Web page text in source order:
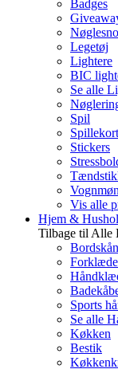
Badges
Legetøj
Lightere
BIC
Se alle
Spil
Spillekort
Stickers
Vis alle
Hjem &
Tilbage til Alle
Sports
Se alle
Køkken
Bestik